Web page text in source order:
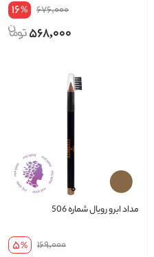
676,000
16%
568,000
مداد ابرو رویال شماره 506
169,000
5%